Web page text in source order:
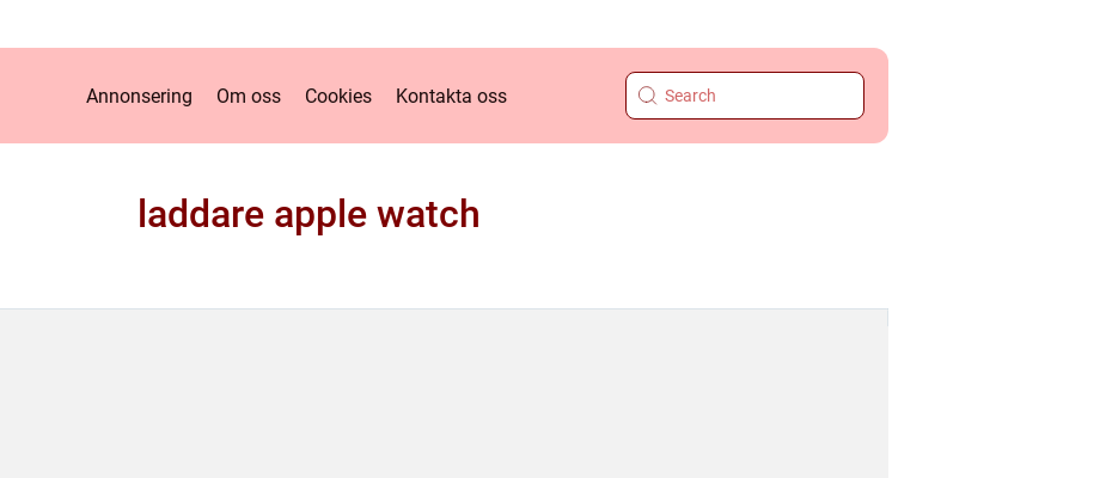
Annonsering Om oss Cookies Kontakta oss
laddare apple watch